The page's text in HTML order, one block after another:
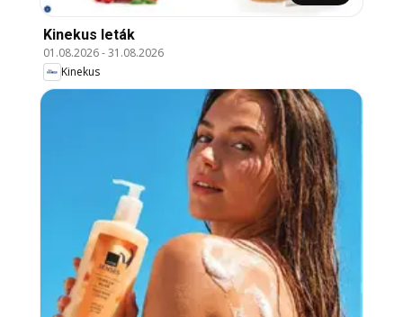
Kinekus leták
01.08.2026-31.08.2026
Kinekus